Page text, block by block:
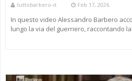
tuttobarbero-it Feb 17, 2026
In questo video Alessandro Barbero
lungo la via del guerriero, raccontando